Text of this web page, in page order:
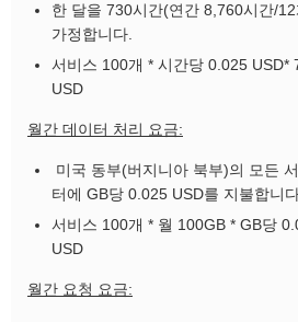
한 달을 730시간(연간 8,760시간/
가정합니다.
서비스 100개 * 시간당 0.025 USD*
USD
월간 데이터 처리 요금:
미국 동부(버지니아 북부)의 모든
터에 GB당 0.025 USD를 지불합니
서비스 100개 * 월 100GB * GB당
USD
월간 요청 요금: